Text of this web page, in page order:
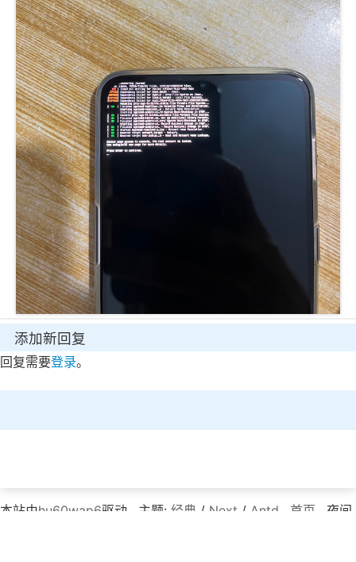
添加新回复
回复需要登录。
本站由hu60wap6驱动 . 主题: 经典 / Next / Antd 首页
. 夜间